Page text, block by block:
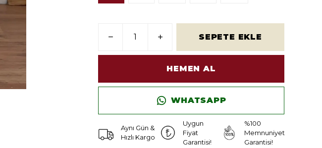
SEPETE EKLE
HEMEN AL
WHATSAPP
Aynı Gün &
Hızlı Kargo
Uygun
Fiyat
Garantisi!
%100
Memnuniyet
Garantisi!